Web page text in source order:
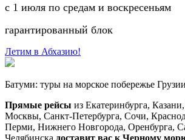
с 1 июля по средам и воскресеньям
гарантированный блок
Летим в Абхазию!
Батуми: туры на морское побережье Грузии
Прямые рейсы из Екатеринбурга,
Москвы, Санкт-Петербурга, Сочи,
Перми, Нижнего Новгорода, Оренбурга,
Челябинска доставит вас к Черному